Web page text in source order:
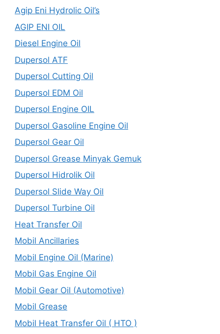
Agip Eni Hydrolic Oil’s
AGIP ENI OIL
Diesel Engine Oil
Dupersol ATF
Dupersol Cutting Oil
Dupersol EDM Oil
Dupersol Engine OIL
Dupersol Gasoline Engine Oil
Dupersol Gear Oil
Dupersol Grease Minyak Gemuk
Dupersol Hidrolik Oil
Dupersol Slide Way Oil
Dupersol Turbine Oil
Heat Transfer Oil
Mobil Ancillaries
Mobil Engine Oil (Marine)
Mobil Gas Engine Oil
Mobil Gear Oil (Automotive)
Mobil Grease
Mobil Heat Transfer Oil ( HTO )